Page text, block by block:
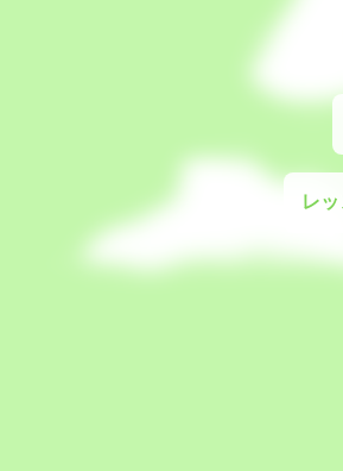
レ